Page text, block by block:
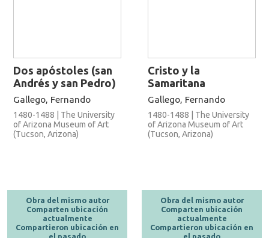
Dos apóstoles (san
Andrés y san Pedro)
Gallego, Fernando
1480-1488 | The University
of Arizona Museum of Art
(Tucson, Arizona)
Obra del mismo autor
Comparten ubicación
actualmente
Compartieron ubicación en
Cristo y la
Samaritana
Gallego, Fernando
1480-1488 | The University
of Arizona Museum of Art
(Tucson, Arizona)
Obra del mismo autor
Comparten ubicación
actualmente
Compartieron ubicación en